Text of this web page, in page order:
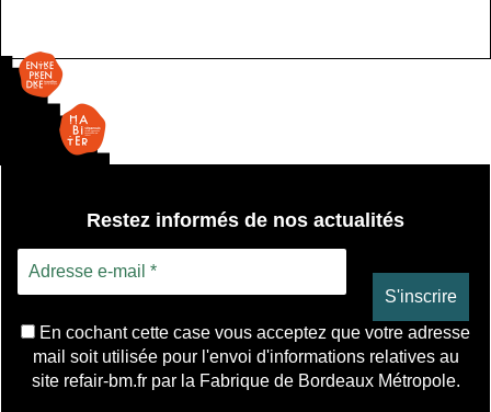
Restez informés de nos actualités
En cochant cette case vous acceptez que votre adresse
mail soit utilisée pour l'envoi d'informations relatives au
site refair-bm.fr par la Fabrique de Bordeaux Métropole.